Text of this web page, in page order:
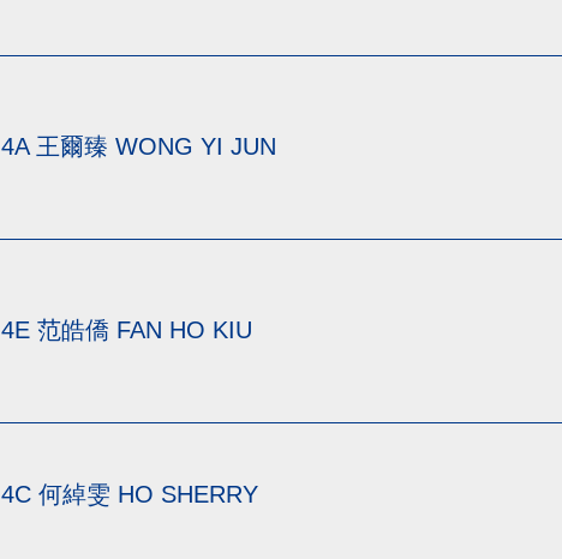
4A 王爾臻 WONG YI JUN
4E 范皓僑 FAN HO KIU
4C 何綽雯 HO SHERRY